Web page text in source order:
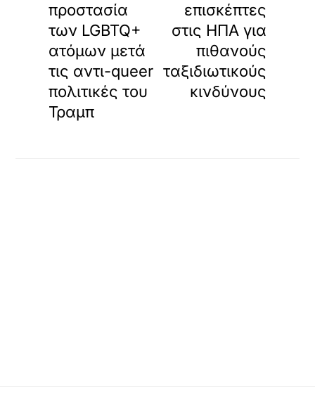
προστασία
των LGBTQ+
ατόμων μετά
τις αντι-queer
πολιτικές του
Τραμπ
επισκέπτες
στις ΗΠΑ για
πιθανούς
ταξιδιωτικούς
κινδύνους